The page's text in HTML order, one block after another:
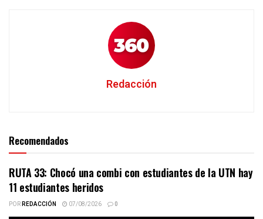
Redacción
Recomendados
RUTA 33: Chocó una combi con estudiantes de la UTN hay
11 estudiantes heridos
PORREDACCIÓN 07/08/2026 0